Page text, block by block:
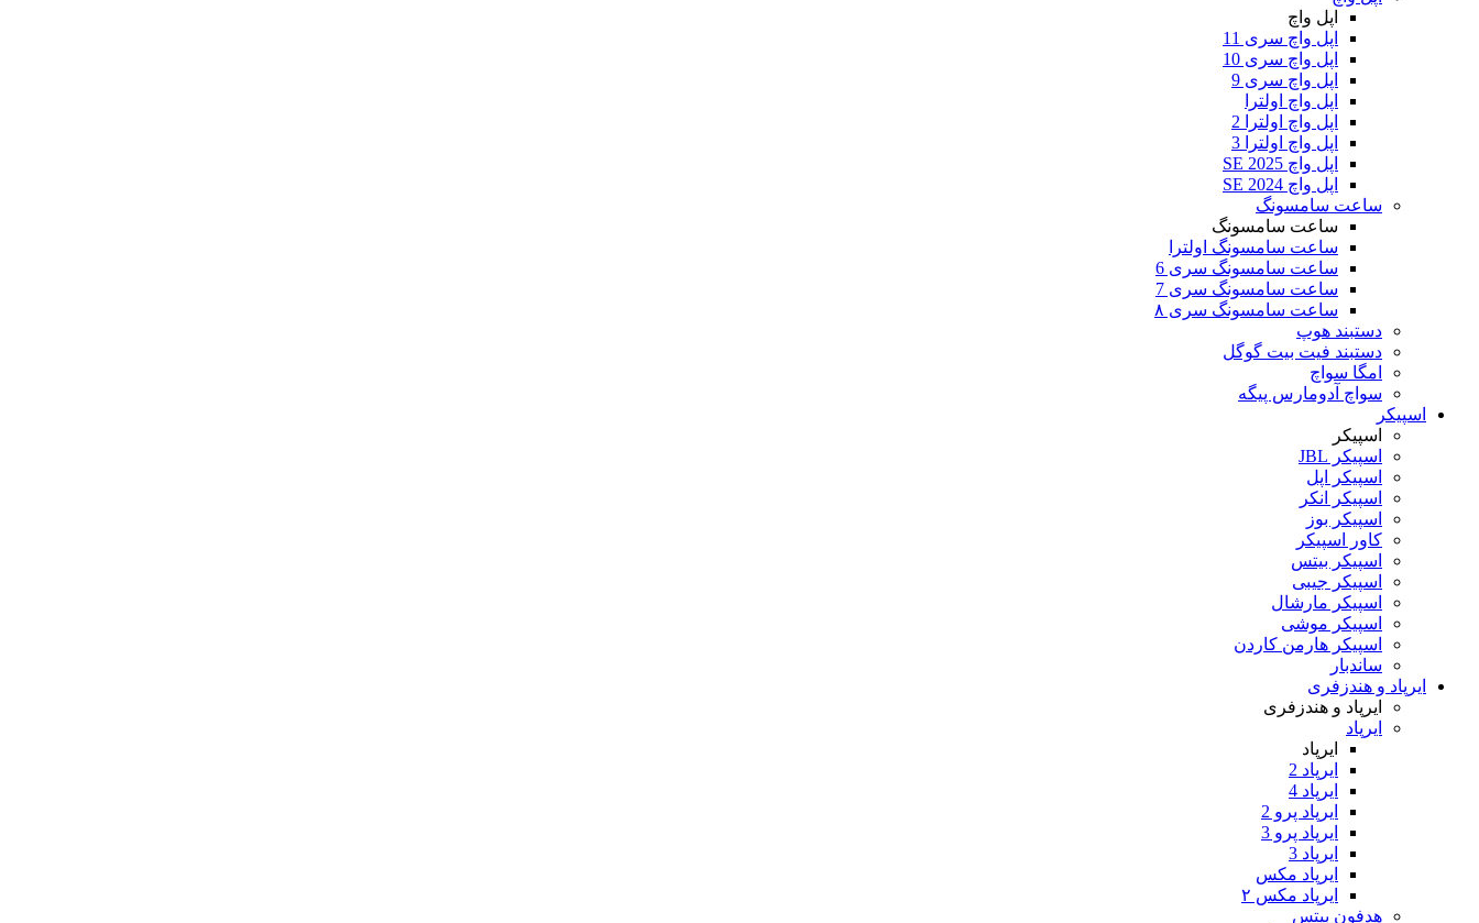
اپل واچ
اپل واچ سری 11
اپل واچ سری 10
اپل واچ سری 9
اپل واچ اولترا
اپل واچ اولترا 2
اپل واچ اولترا 3
اپل واچ SE 2025
اپل واچ SE 2024
ساعت سامسونگ
ساعت سامسونگ
ساعت سامسونگ اولترا
ساعت سامسونگ سری 6
ساعت سامسونگ سری 7
ساعت سامسونگ سری ۸
دستبند هوپ
دستبند فیت بیت گوگل
امگا سواچ
سواچ آدومارس پیگه
اسپیکر
اسپیکر
اسپیکر JBL
اسپیکر اپل
اسپیکر انکر
اسپیکر بوز
کاور اسپیکر
اسپیکر بیتس
اسپیکر جیبی
اسپیکر مارشال
اسپیکر موشی
اسپیکر هارمن کاردن
ساندبار
ایرپاد و هندزفری
ایرپاد و هندزفری
ایرپاد
ایرپاد
ایرپاد 2
ایرپاد 4
ایرپاد پرو 2
ایرپاد پرو 3
ایرپاد 3
ایرپاد مکس
ایرپاد مکس ۲
هدفون بیتس